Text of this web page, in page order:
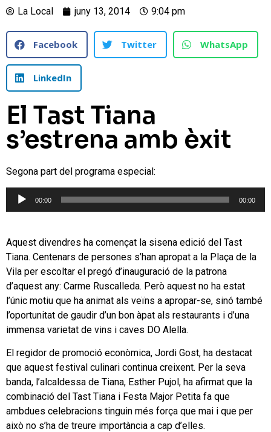
La Local juny 13, 2014 9:04 pm
Facebook Twitter WhatsApp
LinkedIn
El Tast Tiana
s’estrena amb èxit
Segona part del programa especial:
Reproductor
00:00 00:00
Aquest divendres ha començat la sisena edició del Tast
Tiana. Centenars de persones s’han apropat a la Plaça de la
Vila per escoltar el pregó d’inauguració de la patrona
d’aquest any: Carme Ruscalleda. Però aquest no ha estat
l’únic motiu que ha animat als veïns a apropar-se, sinó també
l’oportunitat de gaudir d’un bon àpat als restaurants i d’una
immensa varietat de vins i caves DO Alella.
El regidor de promoció econòmica, Jordi Gost, ha destacat
que aquest festival culinari continua creixent. Per la seva
banda, l’alcaldessa de Tiana, Esther Pujol, ha afirmat que la
combinació del Tast Tiana i Festa Major Petita fa que
ambdues celebracions tinguin més força que mai i que per
això no s’ha de treure importància a cap d’elles.